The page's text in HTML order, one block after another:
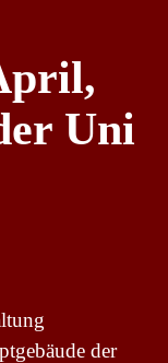
Uni
der